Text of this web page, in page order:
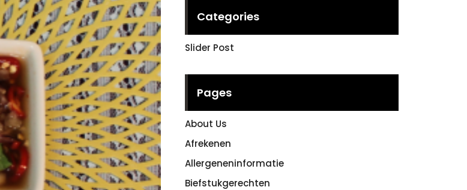
Categories
Slider Post
Pages
About Us
Afrekenen
Allergeneninformatie
Biefstukgerechten